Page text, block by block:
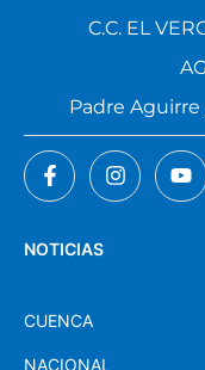
NOTICIAS
CUENCA
NACIONAL
C.C. EL
Padre Aguirre